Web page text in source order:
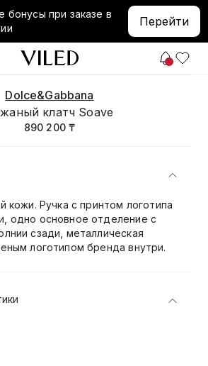
бонусы при заказе в
Перейти
Dolce&Gabbana
клатч Soave
890 200 ₸
кожи. Ручка с принтом логотипа
одно основное отделение с
сзади, металлическая
логотипом бренда внутри.